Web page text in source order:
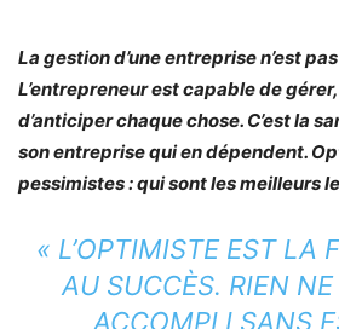
La gestion d’une entreprise n’est
L’entrepreneur est capable de gérer,
d’anticiper chaque chose. C’est la
son entreprise qui en dépendent.
pessimistes : qui sont les meilleurs
« L’OPTIMISTE EST LA
AU SUCCÈS. RIEN NE
ACCOMPLI SANS